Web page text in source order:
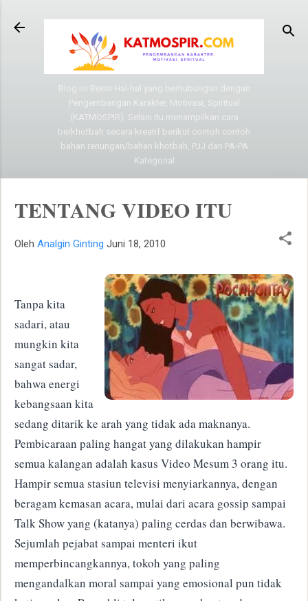
Langsung ke konten utama
Blog ini Berisi Hal-hal yang berhubungan dengan
Pengembangan Karakter, Motivasi, Spiritual
(KATMOSPIR). Selain itu menampilkan cara
berkhotbah secara kreatif berikut contoh contoh
bahan renungan/bahan khotbah, PJJ dan PA-PA
Kategorial
TENTANG VIDEO ITU
Oleh Analgin Ginting Juni 18, 2010
Tanpa kita
sadari, atau
mungkin kita
sangat sadar,
bahwa energi
kebangsaan kita
sedang ditarik ke arah yang tidak ada maknanya.
Pembicaraan paling hangat yang dilakukan hampir
semua kalangan adalah kasus Video Mesum 3 orang itu.
Hampir semua stasiun televisi menyiarkannya, dengan
beragam kemasan acara, mulai dari acara gossip sampai
Talk Show yang (katanya) paling cerdas dan berwibawa.
Sejumlah pejabat sampai menteri ikut
memperbincangkannya, tokoh yang paling
mengandalkan moral sampai yang emosional pun tidak